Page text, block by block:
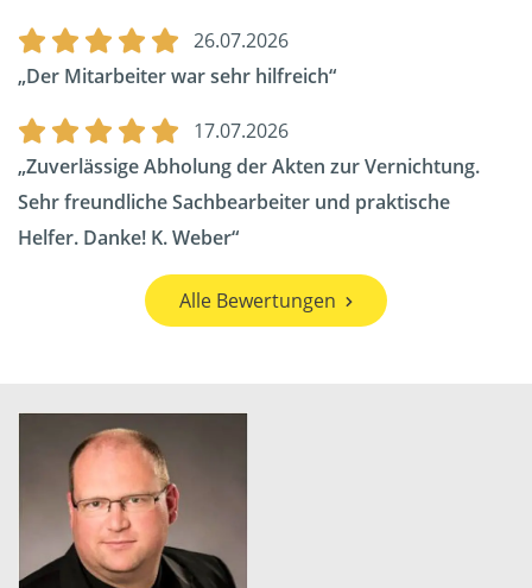
26.07.2026
Der Mitarbeiter war sehr hilfreich
17.07.2026
Zuverlässige Abholung der Akten zur Vernichtung.
Sehr freundliche Sachbearbeiter und praktische
Helfer. Danke! K. Weber
Alle Bewertungen